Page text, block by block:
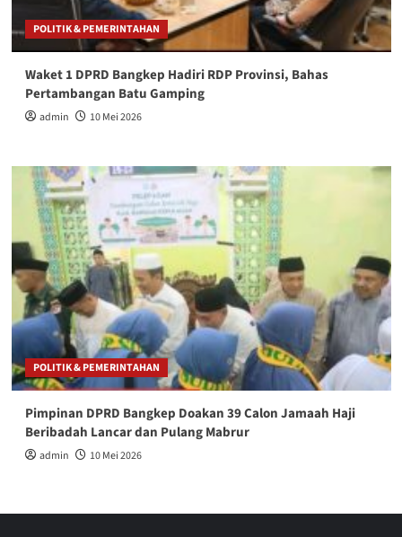
POLITIK & PEMERINTAHAN
Waket 1 DPRD Bangkep Hadiri RDP Provinsi, Bahas
Pertambangan Batu Gamping
admin 10 Mei 2026
POLITIK & PEMERINTAHAN
Pimpinan DPRD Bangkep Doakan 39 Calon Jamaah Haji
Beribadah Lancar dan Pulang Mabrur
admin 10 Mei 2026